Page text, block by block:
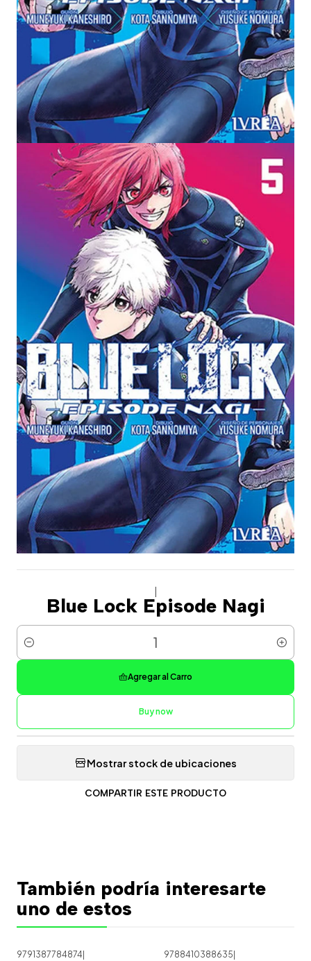
Blue Lock Episode Nagi
Cantidad
Agregar al Carro
Buy now
Mostrar stock de ubicaciones
COMPARTIR ESTE PRODUCTO
También podría interesarte
uno de estos
9791387784874 9788410388635